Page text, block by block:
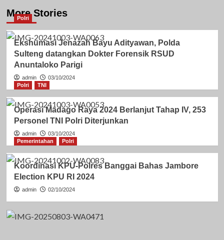
More Stories
Polri
Ekshumasi Jenazah Bayu Adityawan, Polda
Sulteng datangkan Dokter Forensik RSUD
Anuntaloko Parigi
admin
03/10/2024
Polri
TNI
Operasi Madago Raya 2024 Berlanjut Tahap IV, 253
Personel TNI Polri Diterjunkan
admin
03/10/2024
Pemerintahan
Polri
Koordinasi KPU-Polres Banggai Bahas Jambore
Election KPU RI 2024
admin 02/10/2024